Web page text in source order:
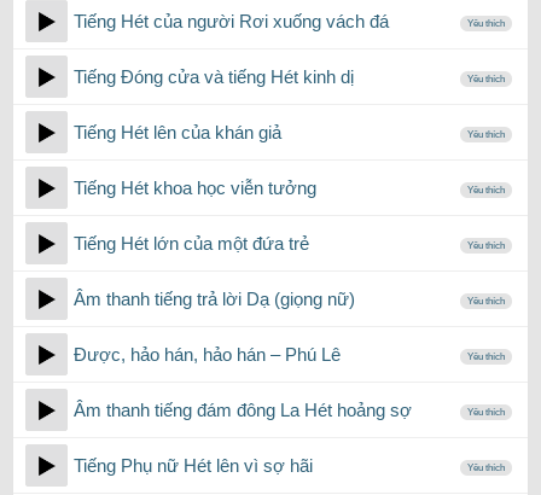
Tiếng Hét của người Rơi xuống vách đá Yêu thích
Tiếng Đóng cửa và tiếng Hét kinh dị Yêu thích
Tiếng Hét lên của khán giả Yêu thích
Tiếng Hét khoa học viễn tưởng Yêu thích
Tiếng Hét lớn của một đứa trẻ Yêu thích
Âm thanh tiếng trả lời Dạ (giọng nữ) Yêu thích
Được, hảo hán, hảo hán – Phú Lê Yêu thích
Âm thanh tiếng đám đông La Hét hoảng sợ Yêu thích
Tiếng Phụ nữ Hét lên vì sợ hãi Yêu thích